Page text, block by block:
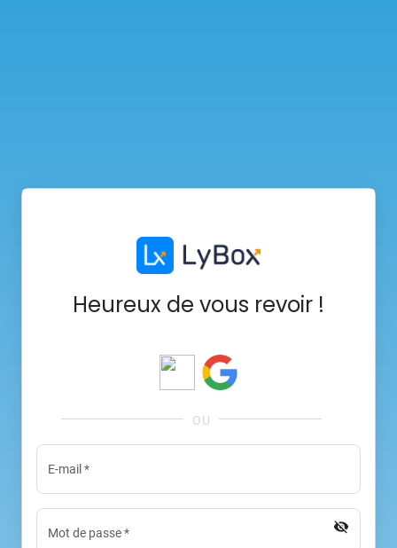
Heureux de vous revoir !
E-mail *
Mot de passe* visibility_off